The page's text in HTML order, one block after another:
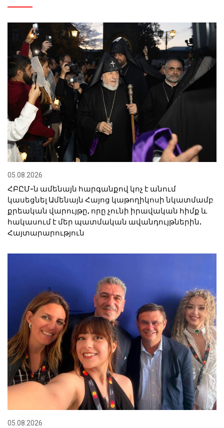
05.08.2026
ՀԲԸՄ-ն ամենայն հարգանքով կոչ է անում
կասեցնել Ամենայն Հայոց կաթողիկոսի նկատմամբ
քրեական վարույթը, որը չունի իրավական հիմք և
հակասում է մեր պատմական ավանդույթներին.
Հայտարարություն
05.08.2026